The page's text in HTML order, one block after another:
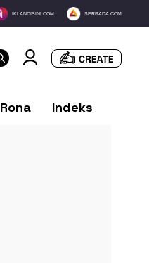
IKLANDISINI.COM SERBADA.COM
Rona Indeks